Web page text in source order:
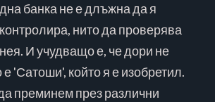
банка не е длъжна да я
нито да проверява
И учудващо е, че дори не
е 'Сатоши', който я е изобретил.
преминем през различни